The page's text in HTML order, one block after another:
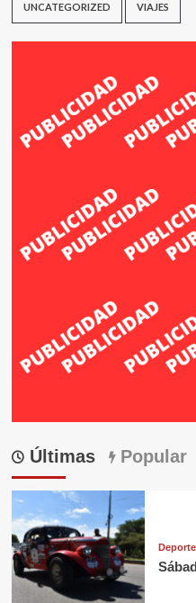
UNCATEGORIZED VIAJES
Últimas Popular